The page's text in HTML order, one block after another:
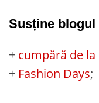
Susține blogul
+ cumpără de la
+ Fashion Days;